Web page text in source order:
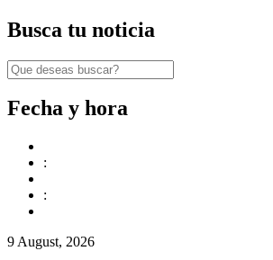
Busca tu noticia
Fecha y hora
:
:
9 August, 2026